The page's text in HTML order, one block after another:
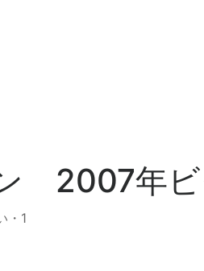
2007年
・1